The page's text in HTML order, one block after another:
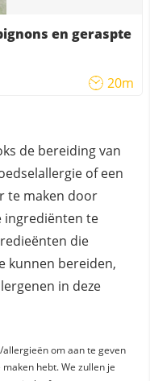
en geraspte
20m
de bereiding van
of een
te maken door
te
die
kunnen bereiden,
in deze
om aan te geven
hebt. We zullen je